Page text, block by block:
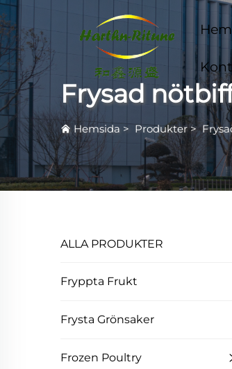
Frysad
Hemsida > Produkter>
ALLA PRODUKTER
Fryppta Frukt
Frysta Grönsaker
Frozen Poultry